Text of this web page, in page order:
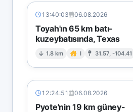
13:40:03 06.08.2026
Toyah'ın 65 km batı-
kuzeybatısında, Texas
1.8 km I 31.57, -104.41
12:24:51 06.08.2026
Pyote'nin 19 km güney-